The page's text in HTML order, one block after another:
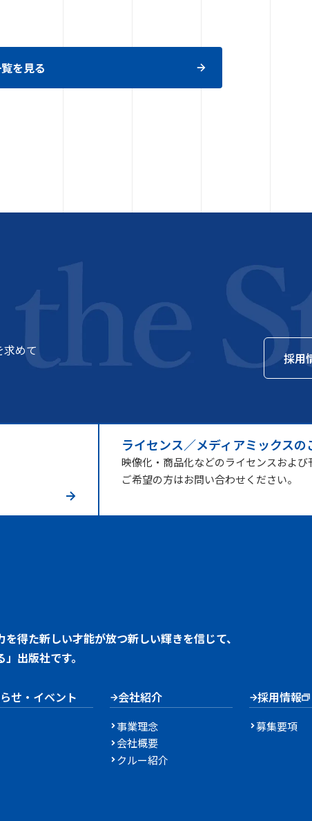
を見る
めて
採用
ライセンス／メディアミックス
映像化・商品化などのライセンスおよび
ご希望の方はお問い合わせください。
得た新しい才能が放つ新しい輝きを信じて、
出版社です。
せ・イベント 会社紹介
事業理念
会社概要
クルー紹介
採用情報
募集要項